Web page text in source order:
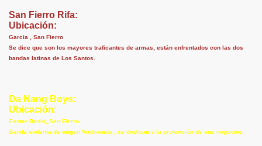
San Fierro Rifa:
Ubicación:
Garcia , San Fierro
Se dice que son los mayores traficantes de armas, están enfrentados con las dos
bandas latinas de Los Santos.
Da Nang Boys:
Ubicación:
Easter Basin, San Fierro
Banda violenta de origen Vietnamita , se dedican a la protección de sus negocios.